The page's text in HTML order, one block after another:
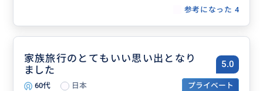
参考になった 4
家族旅行のとてもいい思い出となり
ました
5.0
60代 日本
プライベート